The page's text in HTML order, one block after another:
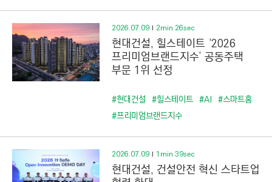
2026.07.09 2min 26sec
현대건설, 힐스테이트 ‘2026
프리미엄브랜드지수’ 공동주택
부문 1위 선정
#현대건설 #힐스테이트 #AI #스마트홈
#프리미엄브랜드지수
2026.07.09 1min 39sec
현대건설, 건설안전 혁신 스타트업